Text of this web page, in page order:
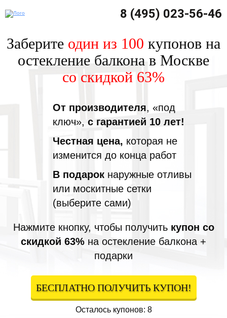
8 (495) 023-56-46
Заберите один из 100 купонов на
остекление балкона в Москве
со скидкой 63%
От производителя, «под
ключ», с гарантией 10 лет!
Честная цена, которая не
изменится до конца работ
В подарок наружные отливы
или москитные сетки
(выберите сами)
Нажмите кнопку, чтобы получить купон со
скидкой 63% на остекление балкона +
подарки
БЕСПЛАТНО ПОЛУЧИТЬ КУПОН!
Осталось купонов: 8